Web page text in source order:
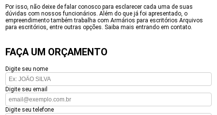
Por isso, não deixe de falar conosco para esclarecer cada uma de suas
dúvidas com nossos funcionários. Além do que já foi apresentado, o
empreendimento também trabalha com Armários para escritórios Arquivos
para escritórios, entre outras opções. Saiba mais entrando em contato.
FAÇA UM ORÇAMENTO
Digite seu nome
Digite seu email
Digite seu telefone